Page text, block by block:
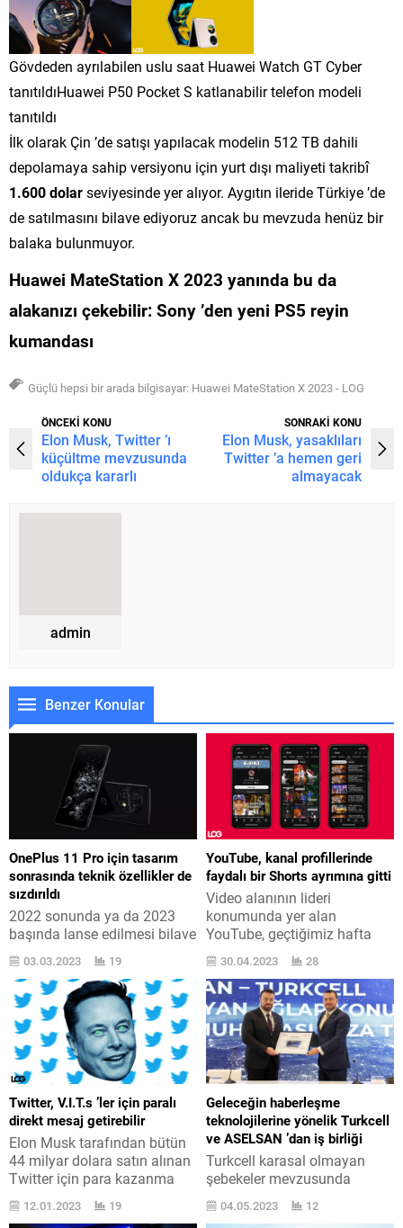
Gövdeden ayrılabilen uslu saat Huawei Watch GT Cyber
tanıtıldıHuawei P50 Pocket S katlanabilir telefon modeli
tanıtıldı
İlk olarak Çin ’de satışı yapılacak modelin 512 TB dahili
depolamaya sahip versiyonu için yurt dışı maliyeti takribî
1.600 dolarseviyesinde yer alıyor. Aygıtın ileride Türkiye ’de
de satılmasını bilave ediyoruz ancak bu mevzuda henüz bir
balaka bulunmuyor.
Huawei MateStation X 2023 yanında bu da
alakanızı çekebilir: Sony ’den yeni PS5 reyin
kumandası
Güçlü hepsi bir arada bilgisayar: Huawei MateStation X 2023 - LOG
ÖNCEKİ KONU
Elon Musk, Twitter ’ı
küçültme mevzusunda
oldukça kararlı
SONRAKİ KONU
Elon Musk, yasaklıları
Twitter ’a hemen geri
almayacak
admin
Benzer Konular
OnePlus 11 Pro için tasarım
sonrasında teknik özellikler de
sızdırıldı
2022 sonunda ya da 2023
başında lanse edilmesi bilave
edilen amiral gemisi OnePlus
11 Pro için teknik ayrıntılar
karşımızda. Türkiye ’de yer
alan ancak yeni nesil birçok
modeli buraya getirmeyen
OnePlus, bir sonraki amiral
gemisinin tasarımına
gözetememişti. Geçtiğimiz
hafta OnLeaks tarafından
OnePlus 11 Pro modelinin
CAD dosyalarından bilgisayar
etrafında hazırlanan...
03.03.2023 19
YouTube, kanal profillerinde
faydalı bir Shorts ayrımına gitti
Video alanının lideri
konumunda yer alan
YouTube, geçtiğimiz hafta
başladığı tasarım
aktüellemelerine devam
ediyor. YouTube, TikTok ’un
tesiriyle doğan Shorts
videolar ile kaynıyor. İşte
bütün olarak bu yeni dikey ve
kısa video formatı için bir
adım atan Google, kanal
profillerinde ayrıma gitti. Artık
bir kanalın profil sayfasını
açtığınız zaman en...
30.04.2023 28
Twitter, V.I.T.s ’ler için paralı
direkt mesaj getirebilir
Elon Musk tarafından bütün
44 milyar dolara satın alınan
Twitter için para kazanma
odaklı ilginç bilgiler geliyor.
Twitter, ortaya atılan son
12.01.2023 19
Geleceğin haberleşme
teknolojilerine yönelik Turkcell
ve ASELSAN ’dan iş birliği
Turkcell karasal olmayan
şebekeler mevzusunda
ASELSAN ile uyuşma imza
attı. Turkcell ile ASELSAN
04.05.2023 12